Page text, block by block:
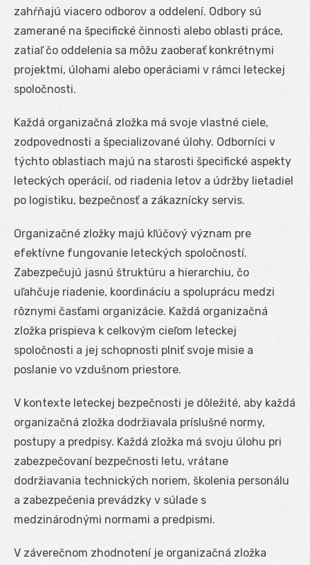
zahŕňajú viacero odborov a oddelení. Odbory sú
zamerané na špecifické činnosti alebo oblasti práce,
zatiaľ čo oddelenia sa môžu zaoberať konkrétnymi
projektmi, úlohami alebo operáciami v rámci leteckej
spoločnosti.
Každá organizačná zložka má svoje vlastné ciele,
zodpovednosti a špecializované úlohy. Odborníci v
týchto oblastiach majú na starosti špecifické aspekty
leteckých operácií, od riadenia letov a údržby lietadiel
po logistiku, bezpečnosť a zákaznícky servis.
Organizačné zložky majú kľúčový význam pre
efektívne fungovanie leteckých spoločností.
Zabezpečujú jasnú štruktúru a hierarchiu, čo
uľahčuje riadenie, koordináciu a spoluprácu medzi
rôznymi časťami organizácie. Každá organizačná
zložka prispieva k celkovým cieľom leteckej
spoločnosti a jej schopnosti plniť svoje misie a
poslanie vo vzdušnom priestore.
V kontexte leteckej bezpečnosti je dôležité, aby každá
organizačná zložka dodržiavala príslušné normy,
postupy a predpisy. Každá zložka má svoju úlohu pri
zabezpečovaní bezpečnosti letu, vrátane
dodržiavania technických noriem, školenia personálu
a zabezpečenia prevádzky v súlade s
medzinárodnými normami a predpismi.
V záverečnom zhodnotení je organizačná zložka